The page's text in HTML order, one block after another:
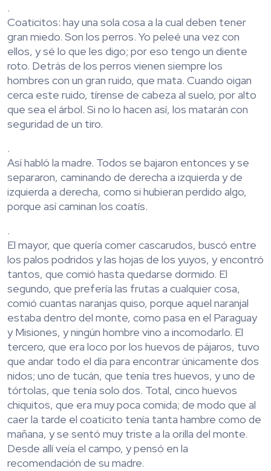
.
Coaticitos: hay una sola cosa a la cual deben tener
gran miedo. Son los perros. Yo peleé una vez con
ellos, y sé lo que les digo; por eso tengo un diente
roto. Detrás de los perros vienen siempre los
hombres con un gran ruido, que mata. Cuando oigan
cerca este ruido, tírense de cabeza al suelo, por alto
que sea el árbol. Si no lo hacen así, los matarán con
seguridad de un tiro.
.
Así habló la madre. Todos se bajaron entonces y se
separaron, caminando de derecha a izquierda y de
izquierda a derecha, como si hubieran perdido algo,
porque así caminan los coatís.
.
El mayor, que quería comer cascarudos, buscó entre
los palos podridos y las hojas de los yuyos, y encontró
tantos, que comió hasta quedarse dormido. El
segundo, que prefería las frutas a cualquier cosa,
comió cuantas naranjas quiso, porque aquel naranjal
estaba dentro del monte, como pasa en el Paraguay
y Misiones, y ningún hombre vino a incomodarlo. El
tercero, que era loco por los huevos de pájaros, tuvo
que andar todo el día para encontrar únicamente dos
nidos; uno de tucán, que tenía tres huevos, y uno de
tórtolas, que tenía solo dos. Total, cinco huevos
chiquitos, que era muy poca comida; de modo que al
caer la tarde el coaticito tenía tanta hambre como de
mañana, y se sentó muy triste a la orilla del monte.
Desde allí veía el campo, y pensó en la
recomendación de su madre.